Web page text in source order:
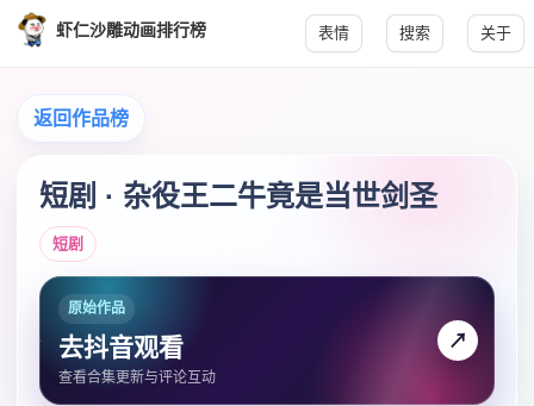
虾仁沙雕动画排行榜 表情 搜索 关于
返回作品榜
短剧 · 杂役王二牛竟是当世剑圣
短剧
原始作品
去抖音观看
查看合集更新与评论互动
↗